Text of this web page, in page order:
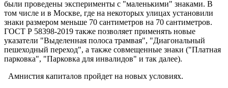
были проведены эксперименты с "маленькими" знаками. В
том числе и в Москве, где на некоторых улицах установили
знаки размером меньше 70 сантиметров на 70 сантиметров.
ГОСТ Р 58398-2019 также позволяет применять новые
указатели "Выделенная полоса трамвая", "Диагональный
пешеходный переход", а также совмещенные знаки ("Платная
парковка", "Парковка для инвалидов" и так далее).
Амнистия капиталов пройдет на новых условиях.